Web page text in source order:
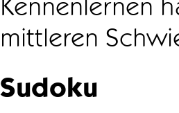
Kennenlernen
mittleren
Sudoku